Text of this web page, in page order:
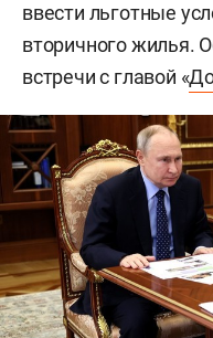
ввести льготные
вторичного жилья.
встречи с главой «